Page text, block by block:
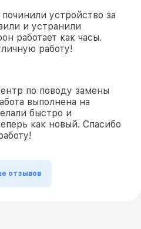
устройство за
и устранили
работает как часы.
работу!
по поводу замены
выполнена на
быстро и
как новый. Спасибо
отзывов